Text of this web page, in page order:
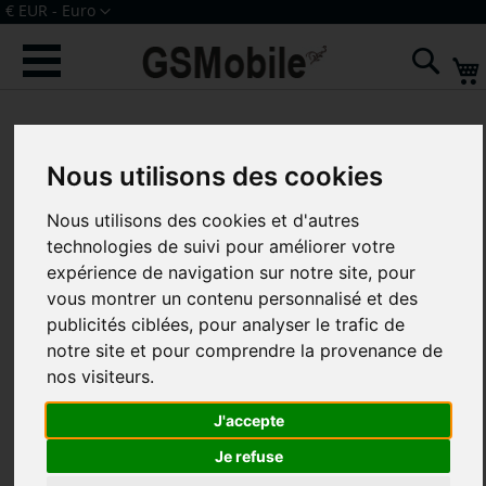
Nous utilisons des cookies
Nous utilisons des cookies et d'autres
technologies de suivi pour améliorer votre
expérience de navigation sur notre site, pour
vous montrer un contenu personnalisé et des
publicités ciblées, pour analyser le trafic de
notre site et pour comprendre la provenance de
nos visiteurs.
J'accepte
Je refuse
Allez
au
contenu
Devise
€ EUR - Euro
Skip
images
gallery